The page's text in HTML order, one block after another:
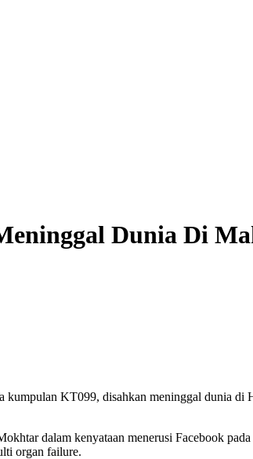
Dunia Di
KT099, disahkan meninggal dunia di
dalam kenyataan menerusi Facebook
organ failure.